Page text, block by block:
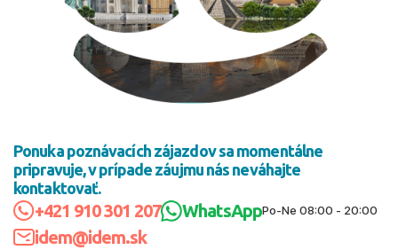
Veľkej Británie či severských krajín, obľúbené sú aj okruhy
Balkánom, USA alebo exotikou. V cene býva spravidla
doprava, ubytovanie, časť stravy a služby sprievodcu, ktorý
sa postará o organizáciu aj praktické informácie na mieste.
Výlety a vstupy do pamiatok bývajú vopred pripravené,
na jeseň, keď sú príjemné teploty a menší nápor turistov,
mestské „city breaky“ sú populárne počas celého roka.
Prečo rezervovať poznávací zájazd u nás
Sme cestovná agentúra, ktorá pre Vás vyberá poznávacie
Ponuka poznávacích zájazdov sa momentálne
pripravuje, v prípade záujmu nás neváhajte
kontaktovať.
+421 910 301 207 WhatsAppPo-Ne 08:00 - 20:00
idem@idem.sk